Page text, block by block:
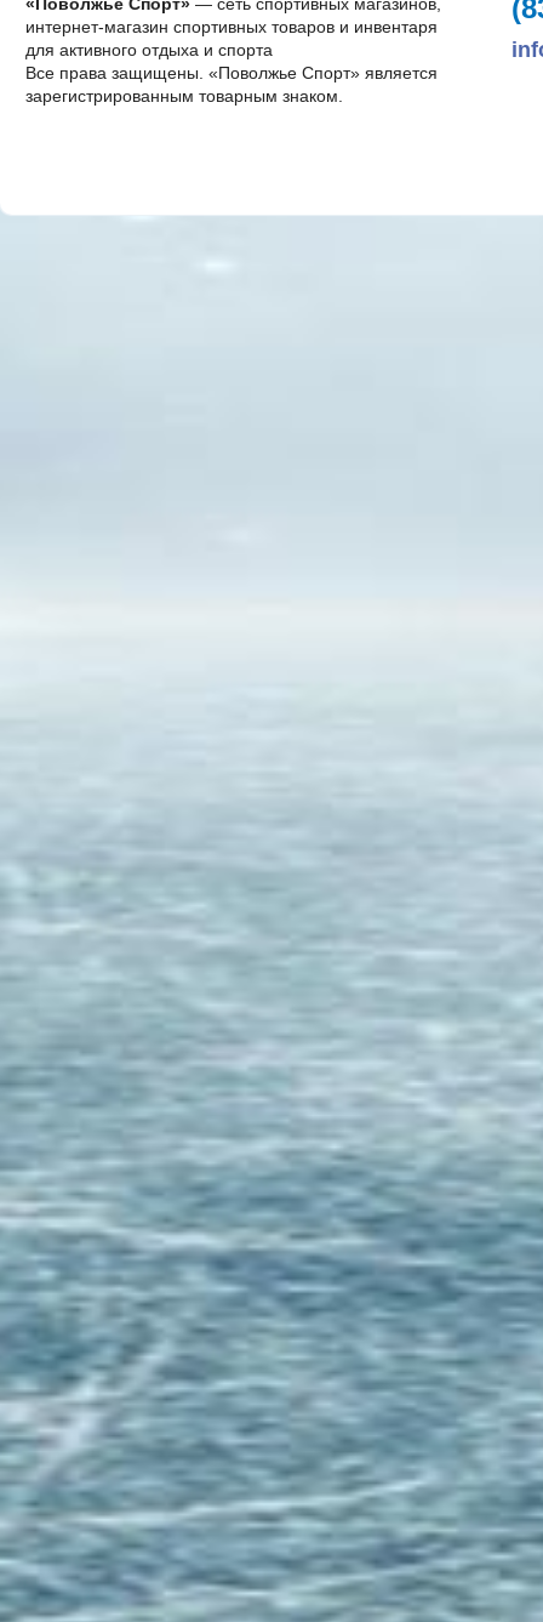
интернет-магазин спортивных товаров и инвентаря
для активного отдыха и спорта
Все права защищены. «Поволжье Спорт» является
зарегистрированным товарным знаком.